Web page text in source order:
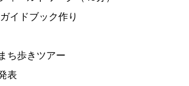
ドブック作り
ち歩きツアー
表